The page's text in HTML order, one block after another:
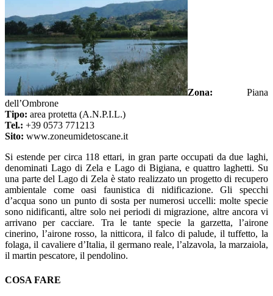
Zona: Piana
dell’Ombrone
Tipo: area protetta (A.N.P.I.L.)
Tel.: +39 0573 771213
Sito: www.zoneumidetoscane.it
Si estende per circa 118 ettari, in gran parte occupati da due laghi,
denominati Lago di Zela e Lago di Bigiana, e quattro laghetti. Su
una parte del Lago di Zela è stato realizzato un progetto di recupero
ambientale come oasi faunistica di nidificazione. Gli specchi
d’acqua sono un punto di sosta per numerosi uccelli: molte specie
sono nidificanti, altre solo nei periodi di migrazione, altre ancora vi
arrivano per cacciare. Tra le tante specie la garzetta, l’airone
cinerino, l’airone rosso, la nitticora, il falco di palude, il tuffetto, la
folaga, il cavaliere d’Italia, il germano reale, l’alzavola, la marzaiola,
il martin pescatore, il pendolino.
COSA FARE